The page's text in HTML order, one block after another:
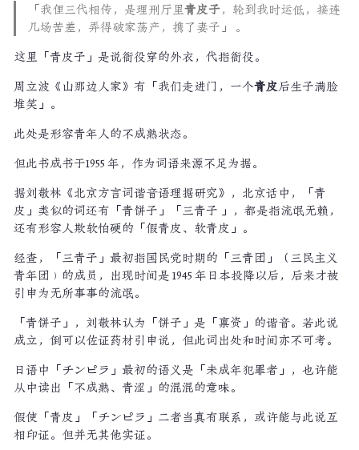
「我俚三代相传，是理刑厅里 青皮子 ，轮到我时运低，接连
几场苦差，弄得破家荡产，携了妻子」 。
这里「青皮子」是说衙役穿的外衣，代指衙役。
周立波《山那边人家》有「我们走进门，一个青皮 后生子满脸
堆笑」。
此处是形容青年人的不成熟状态。
但此书成书于1955 年，作为词语来源不足为据。
据刘敬林《北京方言词谐音语理据研究》，北京话中，「青
皮」类似的词还有「青饼子」「三青子 」，都是指流氓无赖，
还有形容人欺软怕硬的「假青皮、软青皮」。
经查，「三青子」最初指国民党时期的「三青团」（三民主义
青年团﹚的成员，出现时间是 1945 年日本投降以后，后来才被
引申为无所事事的流氓。
「青饼子」，刘敬林认为「饼子」是「禀资」的谐音。若此说
成立，倒可以佐证药材引申说，但此词出处和时间亦不可考。
日语中「チンピラ」最初的语义是「未成年犯罪者」，也许能
从中读出「不成熟、青涩」的混混的意味。
假使「青皮」「チンピラ」二者当真有联系，或许能与此说互
相印证。但并无其他实证。